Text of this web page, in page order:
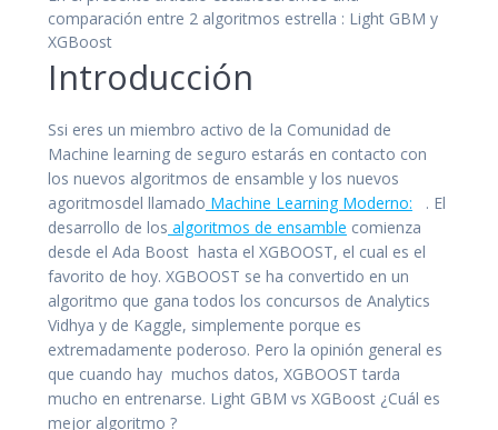
comparación entre 2 algoritmos estrella : Light GBM y
XGBoost
Introducción
Ssi eres un miembro activo de la Comunidad de
Machine learning de seguro estarás en contacto con
los nuevos algoritmos de ensamble y los nuevos
agoritmosdel llamado Machine Learning Moderno: . El
desarrollo de los algoritmos de ensamble comienza
desde el Ada Boost hasta el XGBOOST, el cual es el
favorito de hoy. XGBOOST se ha convertido en un
algoritmo que gana todos los concursos de Analytics
Vidhya y de Kaggle, simplemente porque es
extremadamente poderoso. Pero la opinión general es
que cuando hay muchos datos, XGBOOST tarda
mucho en entrenarse. Light GBM vs XGBoost ¿Cuál es
mejor algoritmo ?